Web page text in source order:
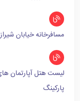
مسافرخانه خیابان
لیست هتل آپارتمان
پارکینگ